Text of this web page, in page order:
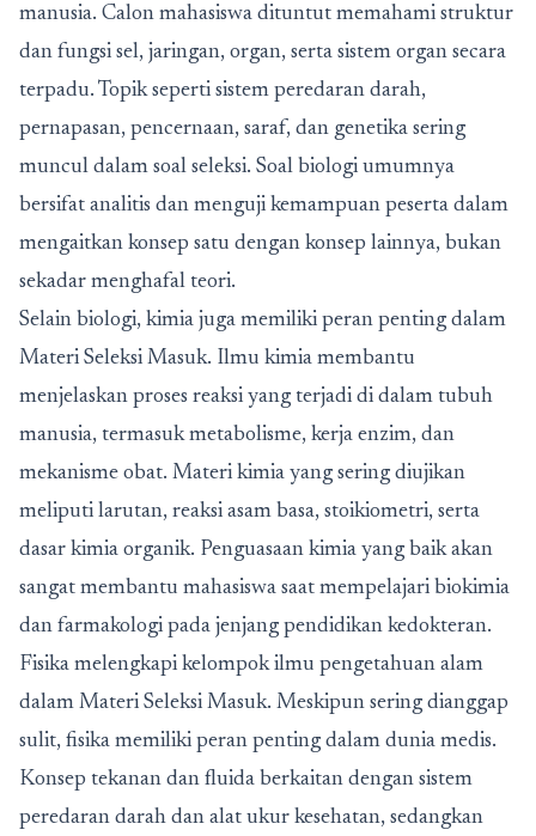
manusia. Calon mahasiswa dituntut memahami struktur
dan fungsi sel, jaringan, organ, serta sistem organ secara
terpadu. Topik seperti sistem peredaran darah,
pernapasan, pencernaan, saraf, dan genetika sering
muncul dalam soal seleksi. Soal biologi umumnya
bersifat analitis dan menguji kemampuan peserta dalam
mengaitkan konsep satu dengan konsep lainnya, bukan
sekadar menghafal teori.
Selain biologi, kimia juga memiliki peran penting dalam
Materi Seleksi Masuk. Ilmu kimia membantu
menjelaskan proses reaksi yang terjadi di dalam tubuh
manusia, termasuk metabolisme, kerja enzim, dan
mekanisme obat. Materi kimia yang sering diujikan
meliputi larutan, reaksi asam basa, stoikiometri, serta
dasar kimia organik. Penguasaan kimia yang baik akan
sangat membantu mahasiswa saat mempelajari biokimia
dan farmakologi pada jenjang pendidikan kedokteran.
Fisika melengkapi kelompok ilmu pengetahuan alam
dalam Materi Seleksi Masuk. Meskipun sering dianggap
sulit, fisika memiliki peran penting dalam dunia medis.
Konsep tekanan dan fluida berkaitan dengan sistem
peredaran darah dan alat ukur kesehatan, sedangkan